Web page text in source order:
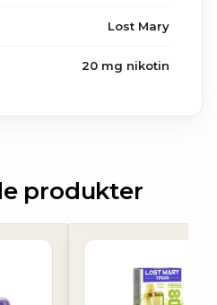
Lost Mary
20 mg nikotin
produkter